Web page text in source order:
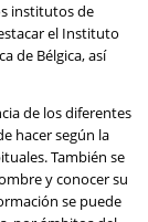
institutos de
el Instituto
de Bélgica, así
de los diferentes
hacer según la
También se
y conocer su
se puede